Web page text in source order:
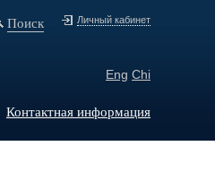
Личный кабинет
Поиск
Eng Chi
Контактная информация